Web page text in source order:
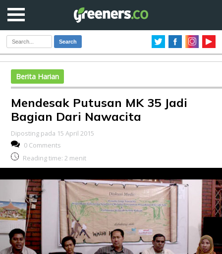
Search
Berita Harian
Mendesak Putusan MK 35 Jadi
Bagian Dari Nawacita
Diposting pada 15 April 2015
0 Comments
Reading time: 2 menit